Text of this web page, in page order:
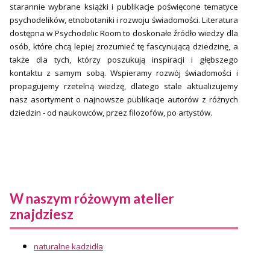
starannie wybrane książki i publikacje poświęcone tematyce
psychodelików, etnobotaniki i rozwoju świadomości. Literatura
dostępna w Psychodelic Room to doskonałe źródło wiedzy dla
osób, które chcą lepiej zrozumieć tę fascynującą dziedzinę, a
także dla tych, którzy poszukują inspiracji i głębszego
kontaktu z samym sobą. Wspieramy rozwój świadomości i
propagujemy rzetelną wiedzę, dlatego stale aktualizujemy
nasz asortyment o najnowsze publikacje autorów z różnych
dziedzin - od naukowców, przez filozofów, po artystów.
W naszym różowym atelier
znajdziesz
naturalne kadzidła